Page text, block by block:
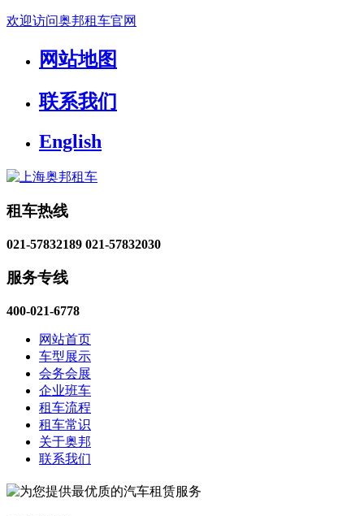
欢迎访问奥邦租车官网
网站地图
联系我们
English
租车热线
021-57832189 021-57832030
服务专线
400-021-6778
网站首页
车型展示
会务会展
企业班车
租车流程
租车常识
关于奥邦
联系我们